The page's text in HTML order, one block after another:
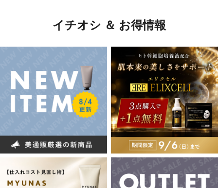
イチオシ ＆ お得情報